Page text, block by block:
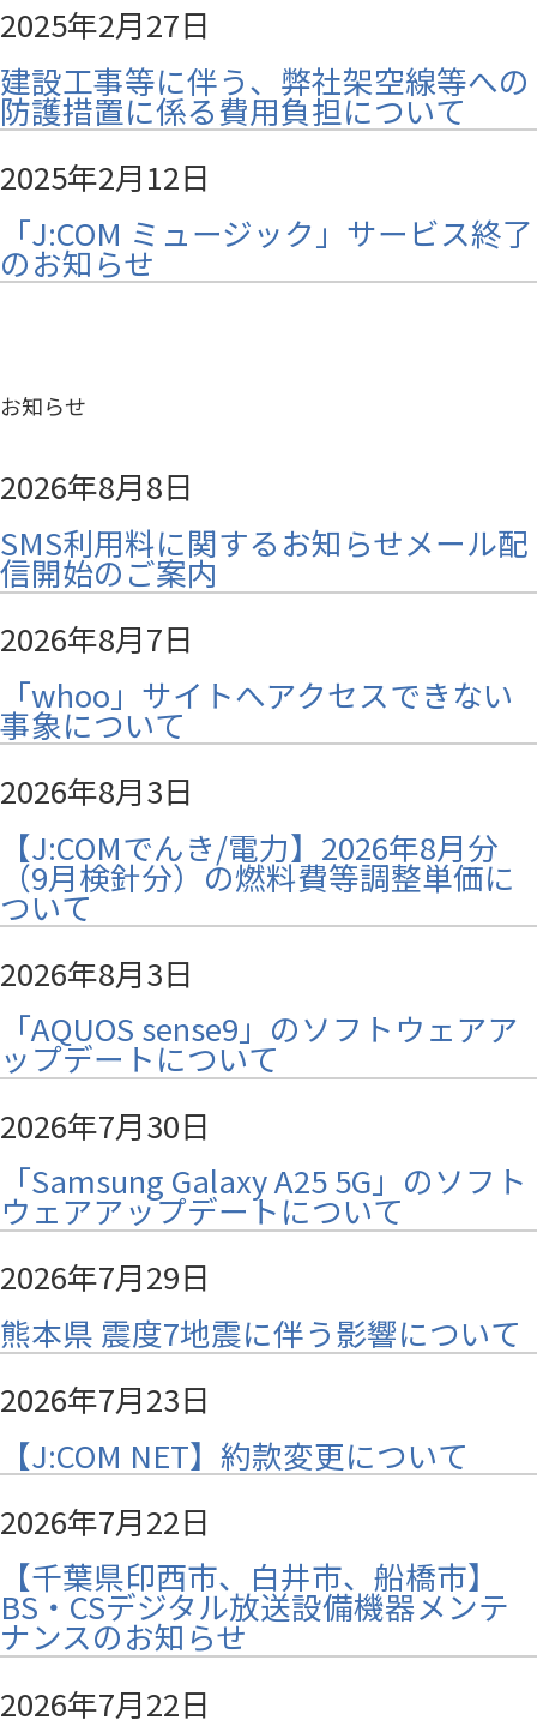
2025年2月27日
建設工事等に伴う、弊社架空線等への
防護措置に係る費用負担について
2025年2月12日
「J:COM ミュージック」サービス終了
のお知らせ
お知らせ
2026年8月8日
SMS利用料に関するお知らせメール配
信開始のご案内
2026年8月7日
「whoo」サイトへアクセスできない
事象について
2026年8月3日
【J:COMでんき/電力】2026年8月分
（9月検針分）の燃料費等調整単価に
ついて
2026年8月3日
「AQUOS sense9」のソフトウェアア
ップデートについて
2026年7月30日
「Samsung Galaxy A25 5G」のソフト
ウェアアップデートについて
2026年7月29日
熊本県 震度7地震に伴う影響について
2026年7月23日
【J:COM NET】約款変更について
2026年7月22日
【千葉県印西市、白井市、船橋市】
BS・CSデジタル放送設備機器メンテ
ナンスのお知らせ
2026年7月22日